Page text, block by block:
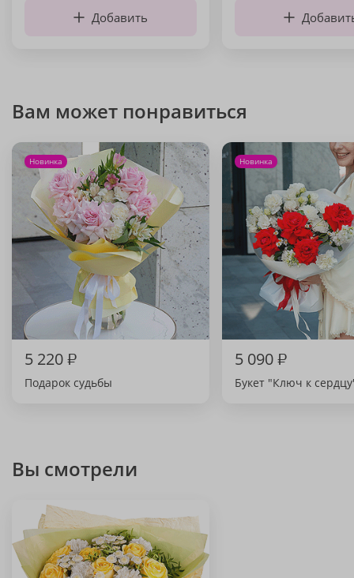
Добавить
Вам может понравиться
Новинка
5 220₽
Подарок судьбы
Новинка
5 090₽
Букет "Ключ к
Вы смотрели